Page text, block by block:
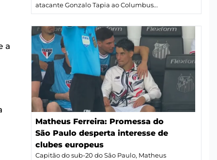
a
atacante Gonzalo Tapia ao Columbus...
Matheus Ferreira: Promessa do
São Paulo desperta interesse de
clubes europeus
Capitão do sub-20 do São Paulo, Matheus